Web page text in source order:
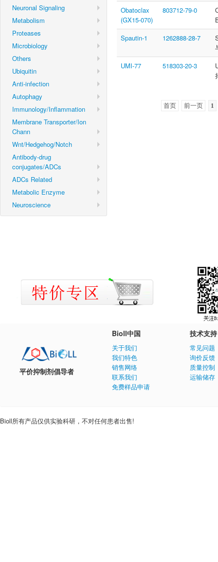
Neuronal Signaling
Metabolism
Proteases
Microbiology
Others
Ubiquitin
Anti-infection
Autophagy
Immunology/Inflammation
Membrane Transporter/Ion
Chann
Wnt/Hedgehog/Notch
Antibody-drug
conjugates/ADCs
ADCs Related
Metabolic Enzyme
Neuroscience
Obatoclax
(GX15-070)
803712-79-0
Spautin-1
1262888-28-7
UMI-77
518303-20-3
首页 前一页 1
平价抑制剂倡导者
Bioll中国
关于我们
我们特色
销售网络
联系我们
免费样品申请
技术支持
常见问题
询价反馈
质量控制
运输储存
Bioll所有产品仅供实验科研，不对任何患者出售!